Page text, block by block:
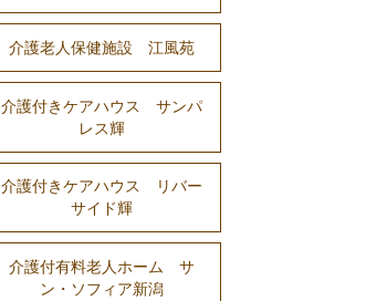
介護老人保健施設 江風苑
介護付きケアハウス サンパ
レス輝
介護付きケアハウス リバー
サイド輝
介護付有料老人ホーム サ
ン・ソフィア新潟